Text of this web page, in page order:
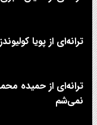
ترانه‌ای از پویا
ترانه‌ای از حمیده
نمی‌شم